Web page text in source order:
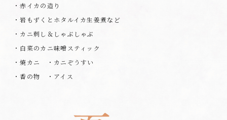
・赤イカの造り
・岩もずくとホタルイカ生姜煮など
・カニ刺し＆しゃぶしゃぶ
・白菜のカニ味噌スティック
・焼カニ ・カニぞうすい
・香の物 ・アイス